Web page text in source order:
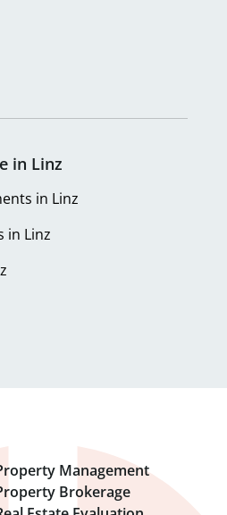
in Linz
in Linz
in Linz
Management
Brokerage